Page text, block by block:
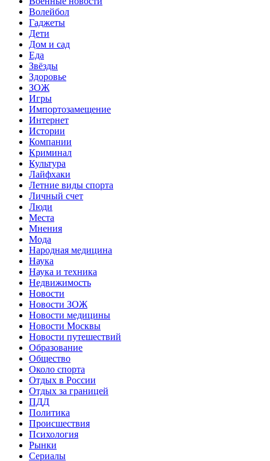
Волейбол
Гаджеты
Дети
Дом и сад
Еда
Звёзды
Здоровье
ЗОЖ
Игры
Импортозамещение
Интернет
Истории
Компании
Криминал
Культура
Лайфхаки
Летние виды спорта
Личный счет
Люди
Места
Мнения
Мода
Народная медицина
Наука
Наука и техника
Недвижимость
Новости
Новости ЗОЖ
Новости медицины
Новости Москвы
Новости путешествий
Образование
Общество
Около спорта
Отдых в России
Отдых за границей
ПДД
Политика
Происшествия
Психология
Рынки
Сериалы